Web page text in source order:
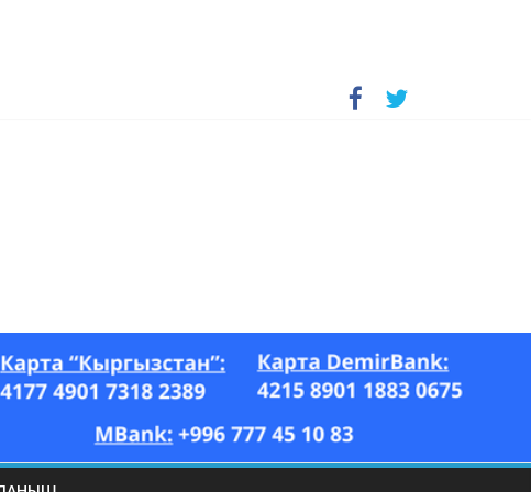
“Азия Ньюс” гезити, 26.07–17.08.2023-ж.)